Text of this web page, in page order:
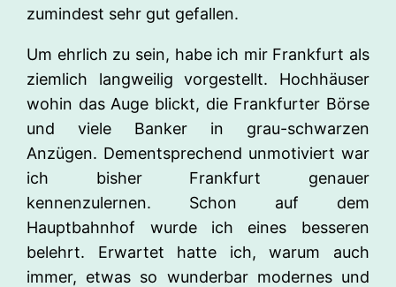
zumindest sehr gut gefallen.
Um ehrlich zu sein, habe ich mir Frankfurt als
ziemlich langweilig vorgestellt. Hochhäuser
wohin das Auge blickt, die Frankfurter Börse
und viele Banker in grau-schwarzen
Anzügen. Dementsprechend unmotiviert war
ich bisher Frankfurt genauer
kennenzulernen. Schon auf dem
Hauptbahnhof wurde ich eines besseren
belehrt. Erwartet hatte ich, warum auch
immer, etwas so wunderbar modernes und